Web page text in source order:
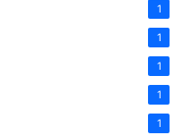
1
1
1
1
1